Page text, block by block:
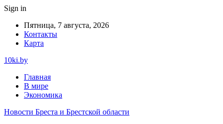
Sign in
Пятница, 7 августа, 2026
Контакты
Карта
10ki.by
Главная
В мире
Экономика
Новости Бреста и Брестской области